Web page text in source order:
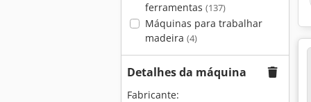
ferramentas (137)
Máquinas para trabalhar
madeira (4)
Detalhes da máquina
Fabricante: